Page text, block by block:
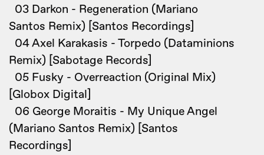
03 Darkon - Regeneration (Mariano
Santos Remix) [Santos Recordings]
04 Axel Karakasis - Torpedo (Dataminions
Remix) [Sabotage Records]
05 Fusky - Overreaction (Original Mix)
[Globox Digital]
06 George Moraitis - My Unique Angel
(Mariano Santos Remix) [Santos
Recordings]